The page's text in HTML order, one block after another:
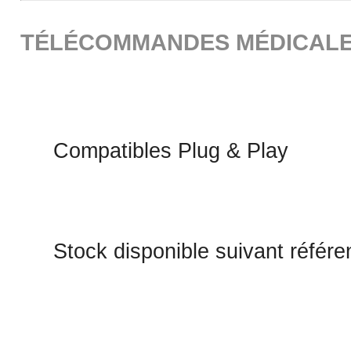
TÉLÉCOMMANDES
Compatibles Plug & Play
Stock disponible suivant